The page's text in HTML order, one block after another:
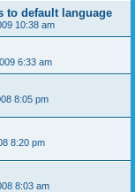
to default language
10:38 am
6:33 am
8:05 pm
8:20 pm
8:03 am